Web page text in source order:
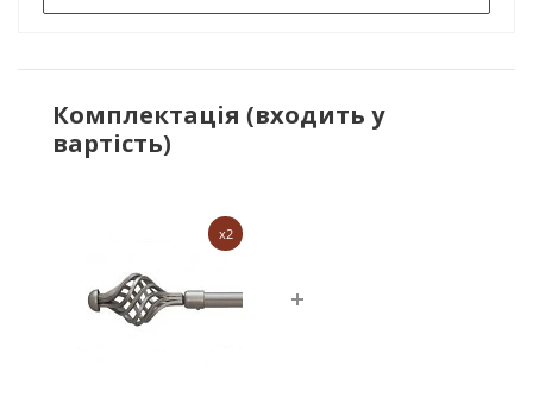
Комплектація (входить у
вартість)
x2